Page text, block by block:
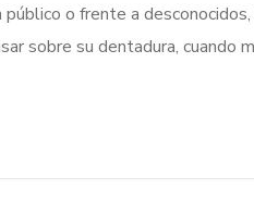
o frente a
sobre su dentadura, cuando